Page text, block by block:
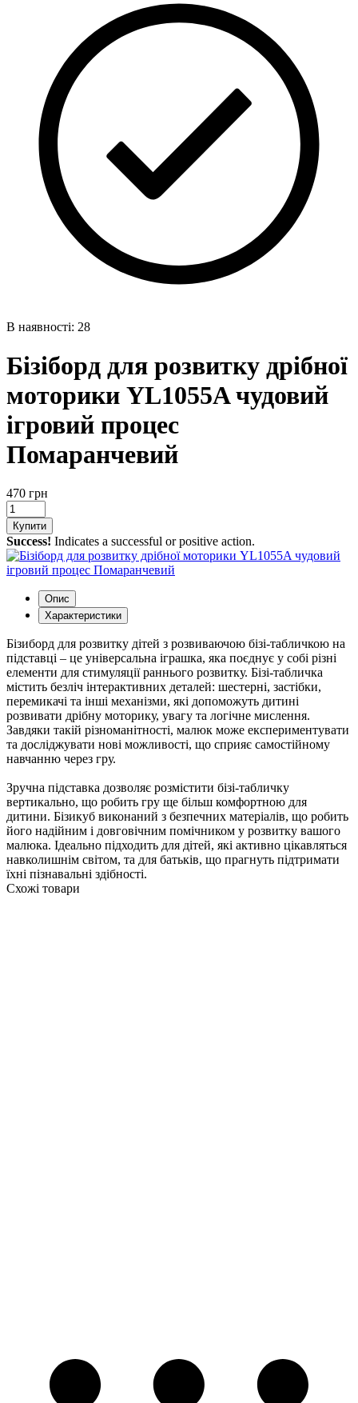
В наявності: 28
Бізіборд для розвитку дрібної
моторики YL1055A чудовий
ігровий процес
Помаранчевий
470 грн
Купити
Success! Indicates a successful or positive action.
Опис
Характеристики
Бізиборд для розвитку дітей з розвиваючою бізі-табличкою на
підставці – це універсальна іграшка, яка поєднує у собі різні
елементи для стимуляції раннього розвитку. Бізі-табличка
містить безліч інтерактивних деталей: шестерні, застібки,
перемикачі та інші механізми, які допоможуть дитині
розвивати дрібну моторику, увагу та логічне мислення.
Завдяки такій різноманітності, малюк може експериментувати
та досліджувати нові можливості, що сприяє самостійному
навчанню через гру.
Зручна підставка дозволяє розмістити бізі-табличку
вертикально, що робить гру ще більш комфортною для
дитини. Бізикуб виконаний з безпечних матеріалів, що робить
його надійним і довговічним помічником у розвитку вашого
малюка. Ідеально підходить для дітей, які активно цікавляться
навколишнім світом, та для батьків, що прагнуть підтримати
їхні пізнавальні здібності.
Схожі товари